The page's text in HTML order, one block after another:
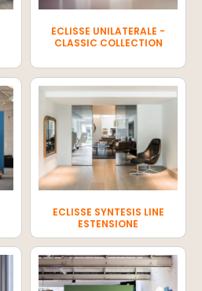
ECLISSE UNILATERALE -
CLASSIC COLLECTION
ECLISSE SYNTESIS LINE
ESTENSIONE